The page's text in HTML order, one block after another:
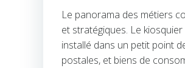
Le panorama des métiers
et stratégiques. Le
installé dans un petit point
postales, et biens de